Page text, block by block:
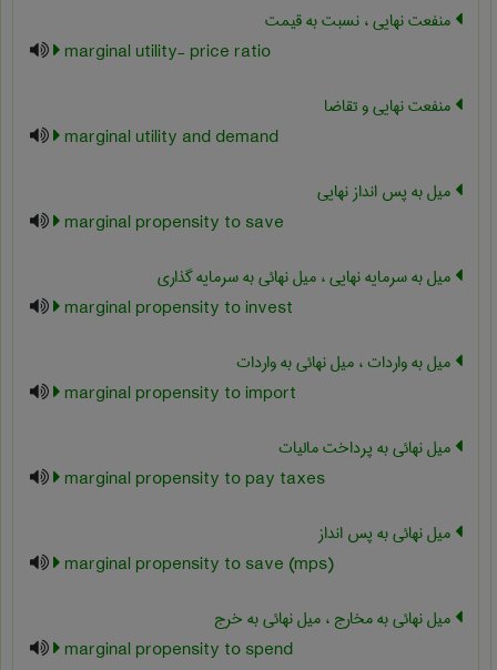
منفعت نهایی ، نسبت به قیمت
marginal utility- price ratio
منفعت نهایی و تقاضا
marginal utility and demand
میل به پس انداز نهایی
marginal propensity to save
میل به سرمایه نهایی ، میل نهائی به سرمایه گذاری
marginal propensity to invest
میل به واردات ، میل نهائی به واردات
marginal propensity to import
میل نهائی به پرداخت مالیات
marginal propensity to pay taxes
میل نهائی به پس انداز
marginal propensity to save (mps)
میل نهائی به مخارج ، میل نهائی به خرج
marginal propensity to spend